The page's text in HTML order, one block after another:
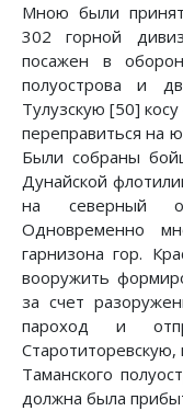
Мною были
302 горной
посажен в
полуострова и
Тулузскую [50]
переправиться на
Были собраны
Дунайской
на северный
Одновременно
гарнизона гор.
вооружить
за счет
пароход и
Старотиторевскую,
Таманского
должна была